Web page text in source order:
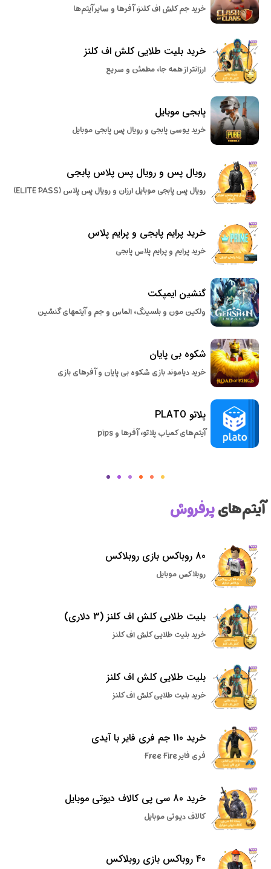
خرید جم کلش اف کلنز، آفرها و سایر آیتم‌ها
خرید بلیت طلایی کلش اف کلنز
ارزانتر از همه جا، مطمئن و سریع
پابجی موبایل
خرید یوسی پابجی و رویال پس پابجی موبایل
رویال پس و رویال پس پلاس پابجی
رویال پس پابجی موبایل ارزان و رویال پس پلاس (ELITE PASS)
خرید پرایم پابجی و پرایم پلاس
خرید پرایم و پرایم پلاس پابجی
گنشین ایمپکت
ولکین مون و بلسینگ، الماس و جم و آیتمهای گنشین
شکوه بی پایان
خرید دیاموند بازی شکوه بی پایان و آفرهای بازی
پلاتو PLATO
آیتم‌های کمیاب پلاتو، آفرها و pips
آیتم‌هایپرفروش
80 روباکس بازی روبلاکس
روبلاکس موبایل
بلیت طلایی کلش اف کلنز (3 دلاری)
خرید بلیت طلایی کلش اف کلنز
بلیت طلایی کلش اف کلنز
خرید بلیت طلایی کلش اف کلنز
خرید 110 جم فری فایر با آیدی
فری فایر Free Fire
خرید 80 سی پی کالاف دیوتی موبایل
کالاف دیوتی موبایل
40 روباکس بازی روبلاکس